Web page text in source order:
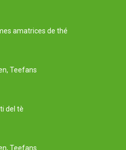
amatrices de thé
Teefans
del tè
Teefans